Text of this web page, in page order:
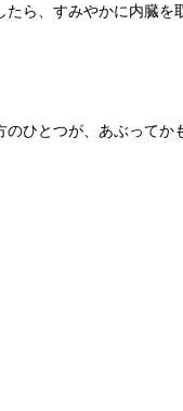
たら、すみやかに内臓
のひとつが、あぶってか